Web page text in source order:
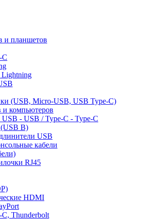
и планшетов
C
Lightning
(USB, Micro-USB, USB Type-C)
и компьютеров
- USB / Type-C - Type-C
(USB B)
USB
кабели
RJ45
HDMI
Thunderbolt